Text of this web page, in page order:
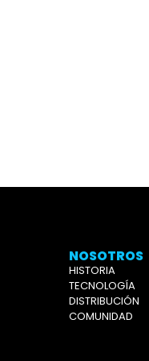
NOSOTROS
HISTORIA
TECNOLOGÍA
DISTRIBUCIÓN
COMUNIDAD